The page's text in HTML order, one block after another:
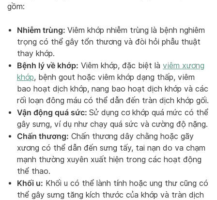
gồm:
Nhiễm trùng: Viêm khớp nhiễm trùng là bệnh nghiêm
trọng có thể gây tổn thương và đòi hỏi phẫu thuật
thay khớp.
Bệnh lý về khớp: Viêm khớp, đặc biệt là viêm xương
khớp, bệnh gout hoặc viêm khớp dạng thấp, viêm
bao hoạt dịch khớp, nang bao hoạt dịch khớp và các
rối loạn đông máu có thể dẫn đến tràn dịch khớp gối.
Vận động quá sức: Sử dụng cơ khớp quá mức có thể
gây sưng, ví dụ như chạy quá sức và cường độ nặng.
Chấn thương: Chấn thương dây chằng hoặc gãy
xương có thể dẫn đến sưng tấy, tai nạn do va chạm
mạnh thường xuyên xuất hiện trong các hoạt động
thể thao.
Khối u: Khối u có thể lành tính hoặc ung thư cũng có
thể gây sưng tăng kích thước của khớp và tràn dịch